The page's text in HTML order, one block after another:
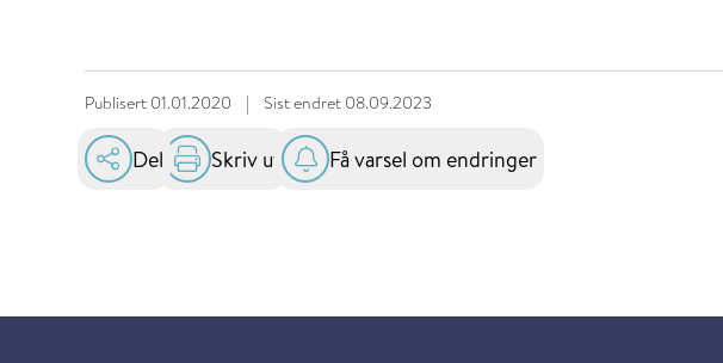
Publisert 01.01.2020 | Sist endret 08.09.2023
Del Skriv ut Få varsel om endringer